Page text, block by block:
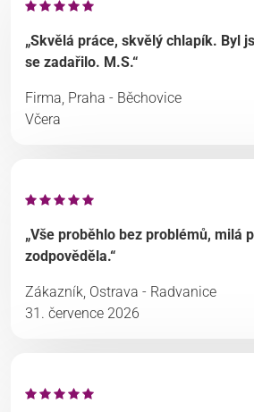
„Skvělá práce, skvělý chlapík. Byl
se zadařilo. M.S.“
Firma, Praha - Běchovice
Včera
„Vše proběhlo bez problémů, milá
zodpověděla.“
Zákazník, Ostrava - Radvanice
31. července 2026